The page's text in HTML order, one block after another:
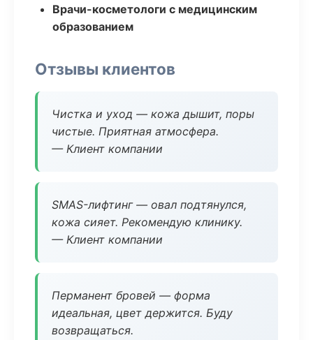
Врачи-косметологи с медицинским
образованием
Отзывы клиентов
Чистка и уход — кожа дышит, поры
чистые. Приятная атмосфера.
— Клиент компании
SMAS-лифтинг — овал подтянулся,
кожа сияет. Рекомендую клинику.
— Клиент компании
Перманент бровей — форма
идеальная, цвет держится. Буду
возвращаться.